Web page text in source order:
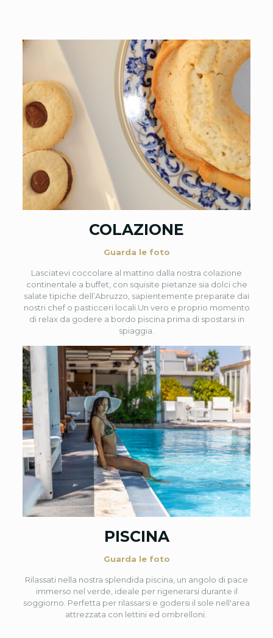
COLAZIONE
Guarda le foto
Lasciatevi coccolare al mattino dalla nostra colazione
continentale a buffet, con squisite pietanze sia dolci che
salate tipiche dell’Abruzzo, sapientemente preparate dai
nostri chef o pasticceri locali.Un vero e proprio momento
di relax da godere a bordo piscina prima di spostarsi in
spiaggia.
PISCINA
Guarda le foto
Rilassati nella nostra splendida piscina, un angolo di pace
immerso nel verde, ideale per rigenerarsi durante il
soggiorno. Perfetta per rilassarsi e godersi il sole nell'area
attrezzata con lettini ed ombrelloni.